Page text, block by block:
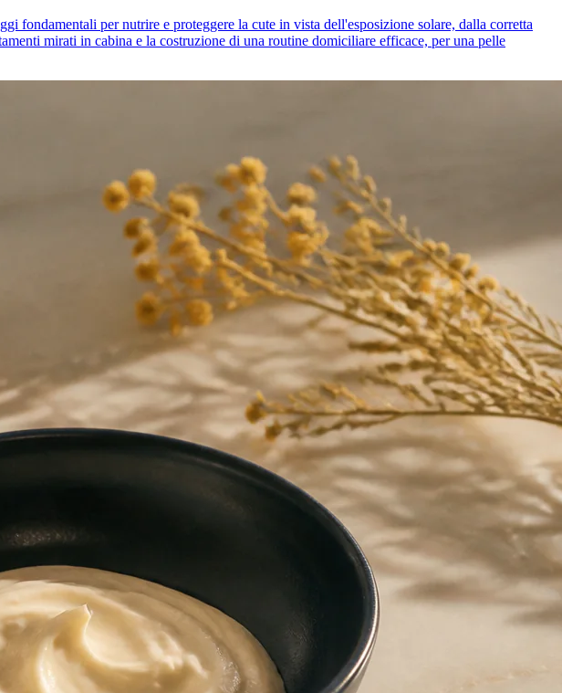
fondamentali per nutrire e proteggere la cute in vista dell'esposizione solare, dalla corretta
mirati in cabina e la costruzione di una routine domiciliare efficace, per una pelle